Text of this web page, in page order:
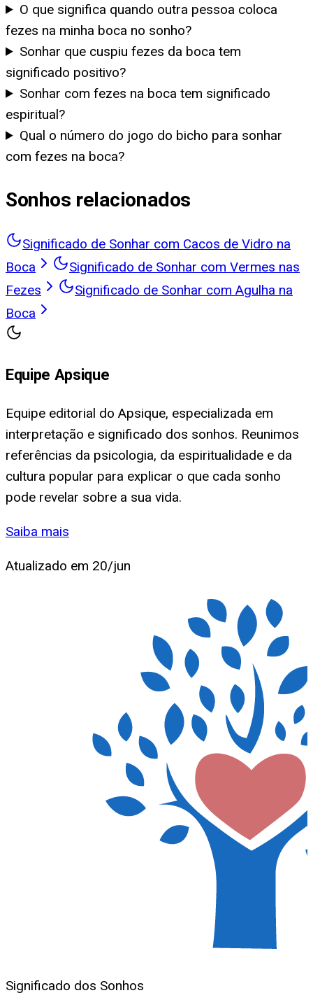
O que significa quando outra pessoa coloca
fezes na minha boca no sonho?
Sonhar que cuspiu fezes da boca tem
significado positivo?
Sonhar com fezes na boca tem significado
espiritual?
Qual o número do jogo do bicho para sonhar
com fezes na boca?
Sonhos relacionados
Significado de Sonhar com Cacos de Vidro na
Boca
Significado de Sonhar com Vermes nas
Fezes
Significado de Sonhar com Agulha na
Boca
Equipe Apsique
Equipe editorial do Apsique, especializada em
interpretação e significado dos sonhos. Reunimos
referências da psicologia, da espiritualidade e da
cultura popular para explicar o que cada sonho
pode revelar sobre a sua vida.
Saiba mais
Atualizado em 20/jun
Significado dos Sonhos